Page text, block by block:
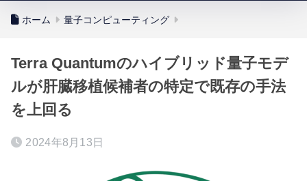
ホーム 量子コンピューティング
Terra Quantumのハイブリッド量子モデ
ルが肝臓移植候補者の特定で既存の手法
を上回る
2024年8月13日